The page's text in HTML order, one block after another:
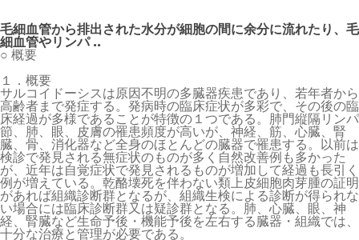
毛細血管から排出された水分が細胞の間に余分に流れたり、毛
細血管やリンパ ..
○ 概要
１．概要
サルコイドーシスは原因不明の多臓器疾患であり、若年者から
高齢者まで発症する。発病時の臨床症状が多彩で、その後の臨
床経過が多様であることが特徴の１つである。肺門縦隔リンパ
節、肺、眼、皮膚の罹患頻度が高いが、神経、筋、心臓、腎
臓、骨、消化器など全身のほとんどの臓器で罹患する。以前は
検診で発見される無症状のものが多く自然改善例も多かった
が、近年は自覚症状で発見されるものが増加して経過も長引く
例が増えている。乾酪壊死を伴わない類上皮細胞肉芽腫の証明
があれば組織診断群となるが、組織生検による診断が得られな
い場合には臨床診断群又は疑診群となる。肺、心臓、眼、神
経、腎臓など生命予後・機能予後を左右する臓器・組織では、
十分な治療と管理が必要である。